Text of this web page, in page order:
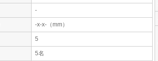
-
-x-x-（mm）
5
5名